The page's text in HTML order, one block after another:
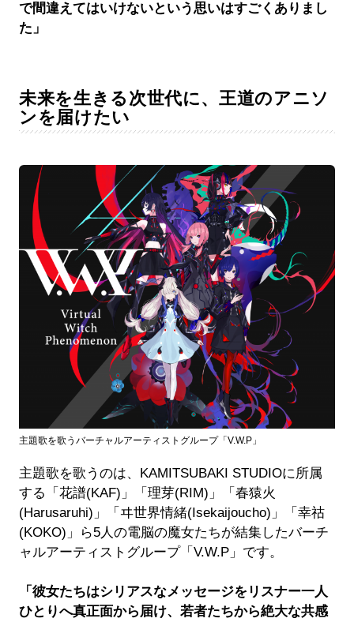
で間違えてはいけないという思いはすごくありまし
た」
未来を生きる次世代に、王道のアニソ
ンを届けたい
主題歌を歌うバーチャルアーティストグループ「V.W.P」
主題歌を歌うのは、KAMITSUBAKI STUDIOに所属
する「花譜(KAF)」「理芽(RIM)」「春猿火
(Harusaruhi)」「ヰ世界情緒(Isekaijoucho)」「幸祜
(KOKO)」ら5人の電脳の魔女たちが結集したバーチ
ャルアーティストグループ「V.W.P」です。
「彼女たちはシリアスなメッセージをリスナー一人
ひとりへ真正面から届け、若者たちから絶大な共感